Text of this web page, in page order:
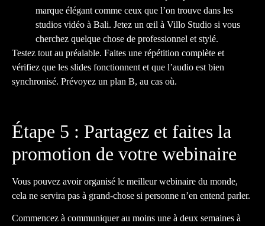
marque élégant comme ceux que l’on trouve dans les
studios vidéo à Bali. Jetez un œil à Villo Studio si vous
cherchez quelque chose de professionnel et stylé.
Testez tout au préalable. Faites une répétition complète et
vérifiez que les slides fonctionnent et que l’audio est bien
synchronisé. Prévoyez un plan B, au cas où.
Étape 5 : Partagez et faites la
promotion de votre webinaire
Vous pouvez avoir organisé le meilleur webinaire du monde,
cela ne servira pas à grand-chose si personne n’en entend parler.
Commencez à communiquer au moins une à deux semaines à